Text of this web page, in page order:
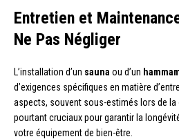
Entretien et
Ne Pas Négliger
L’installation d’un sauna ou d’un
d’exigences spécifiques en matière
aspects, souvent sous-estimés lors de la
pourtant cruciaux pour garantir la
votre équipement de bien-être.